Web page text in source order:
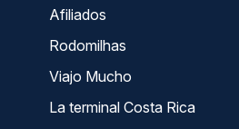
Afiliados
Rodomilhas
Viajo Mucho
La terminal Costa Rica